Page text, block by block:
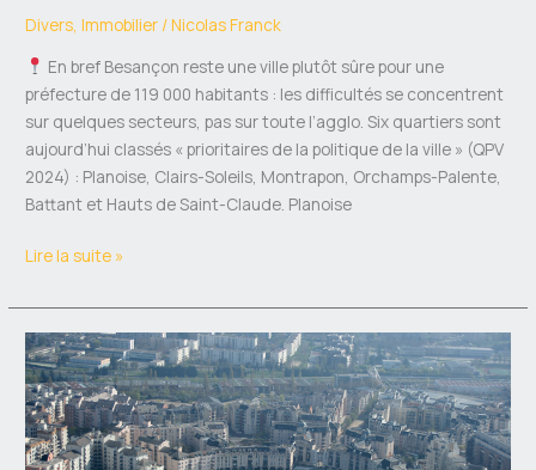
Divers,Immobilier /Nicolas Franck
En bref Besançon reste une ville plutôt sûre pour une
préfecture de 119 000 habitants : les difficultés se concentrent
sur quelques secteurs, pas sur toute l’agglo. Six quartiers sont
aujourd’hui classés « prioritaires de la politique de la ville » (QPV
2024) : Planoise, Clairs-Soleils, Montrapon, Orchamps-Palente,
Battant et Hauts de Saint-Claude. Planoise
Lire la suite »
Quartiers
à
éviter
à
Créteil